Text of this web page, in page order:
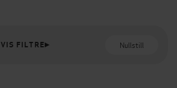
VIS FILTRE Nullstill